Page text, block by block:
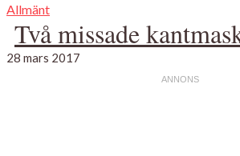
Allmänt
Två missade
28 mars 2017